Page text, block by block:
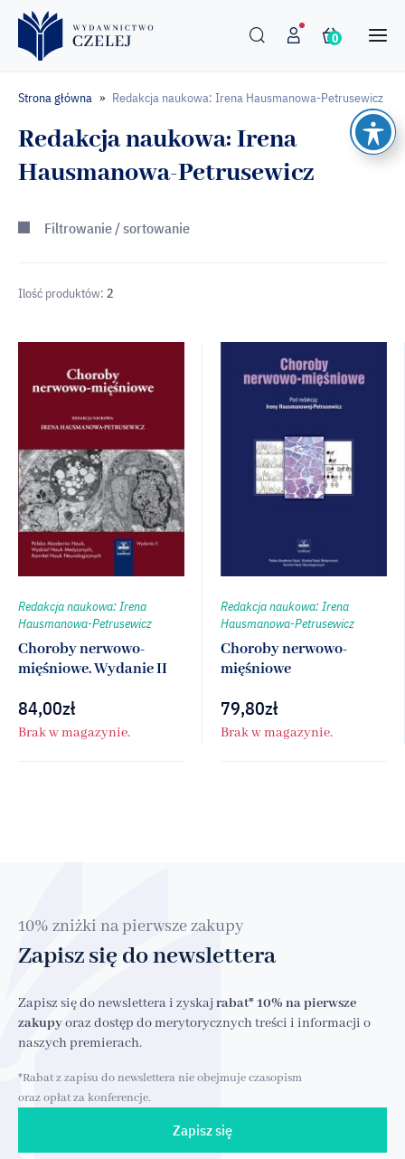
0
Strona główna » Redakcja naukowa: Irena Hausmanowa-Petrusewicz
Redakcja naukowa: Irena
Hausmanowa-Petrusewicz
Filtrowanie / sortowanie
Ilość produktów: 2
Redakcja naukowa: Irena
Hausmanowa-Petrusewicz
Choroby nerwowo-
mięśniowe. Wydanie II
84,00zł
Brak w magazynie.
Redakcja naukowa: Irena
Hausmanowa-Petrusewicz
Choroby nerwowo-
mięśniowe
79,80zł
Brak w magazynie.
10% zniżki na pierwsze zakupy
Zapisz się do newslettera
Zapisz się do newslettera i zyskaj rabat* 10% na pierwsze
zakupyoraz dostęp do merytorycznych treści i informacji o
naszych premierach.
*Rabat z zapisu do newslettera nie obejmuje czasopism
oraz opłat za konferencje.
Zapisz się